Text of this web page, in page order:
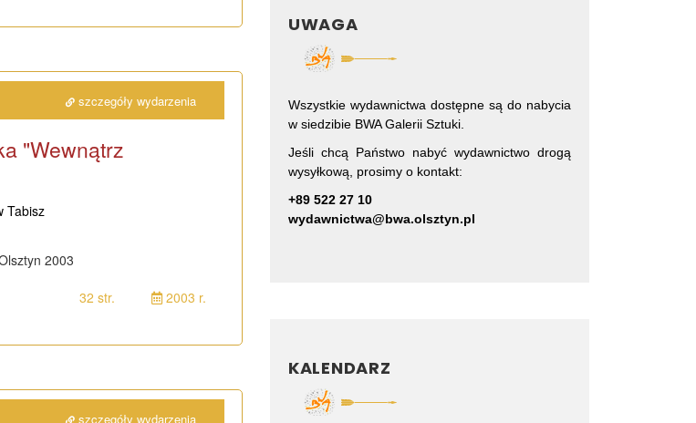
szczegóły wydarzenia
"Wewnątrz
Tabisz
2003
2003 r.
32 str.
szczegóły wydarzenia
UWAGA
Wszystkie wydawnictwa dostępne są do nabycia
w siedzibie BWA Galerii Sztuki.
Jeśli chcą Państwo nabyć wydawnictwo drogą
wysyłkową, prosimy o kontakt:
+89 522 27 10
wydawnictwa@bwa.olsztyn.pl
KALENDARZ